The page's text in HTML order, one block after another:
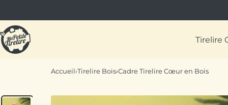
au
contenu
Tirelire
Ma
Petite
Accueil›Tirelire Bois›Cadre Tirelire Cœur en Bois